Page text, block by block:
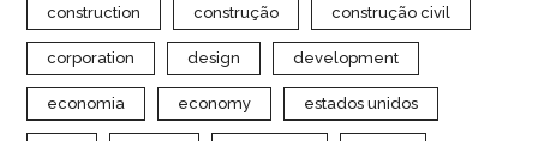
construction construção construção civil
corporation design development
economia economy estados unidos